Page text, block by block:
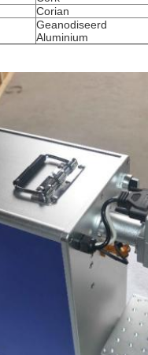
Corian
Geanodiseerd
Aluminium